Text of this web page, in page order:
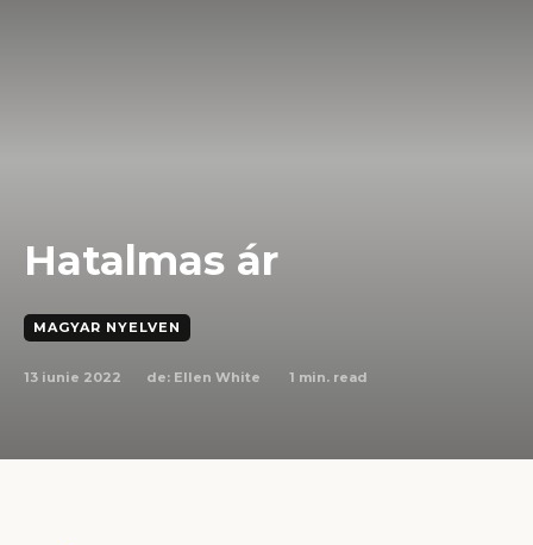
Hatalmas ár
MAGYAR NYELVEN
13 iunie 2022 de: Ellen White 1 min. read